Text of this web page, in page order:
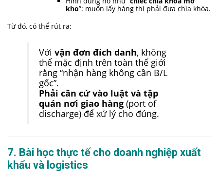
kho”: muốn lấy hàng thì phải đưa chìa khóa.
Từ đó, có thể rút ra:
Với vận đơn đích danh, không
thể mặc định trên toàn thế giới
rằng “nhận hàng không cần B/L
gốc”.
Phải căn cứ vào luật và tập
quán nơi giao hàng (port of
discharge) để xử lý cho đúng.
7. Bài học thực tế cho doanh nghiệp xuất
khẩu và logistics